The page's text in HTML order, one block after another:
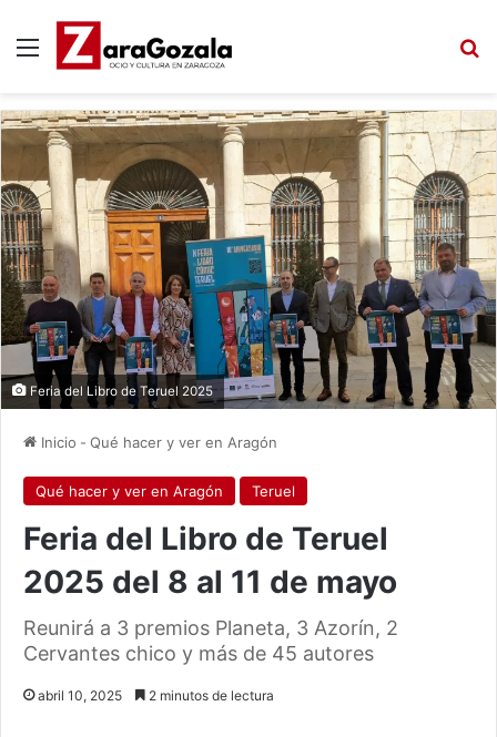
Menú
Feria del Libro de Teruel 2025
Inicio - Qué hacer y ver en Aragón
Qué hacer y ver en Aragón Teruel
Feria del Libro de Teruel
2025 del 8 al 11 de mayo
Reunirá a 3 premios Planeta, 3 Azorín, 2
Cervantes chico y más de 45 autores
abril 10, 2025 2 minutos de lectura